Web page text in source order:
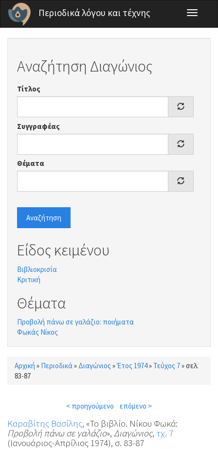
Παράκαμψη προς το κυρίως περιεχόμενο
Περιοδικά λόγου και τέχνης
Toggle
Αναζήτηση Διαγώνιος
Τίτλος
Συγγραφέας
Θέματα
Αναζήτηση
Είδος κειμένου
Βιβλιοκρισία
Κριτική
Θέματα
Προβολή πάνω σε γαλάζιο: ποιήματα
Φωκάς Νίκος
Είστε εδώ
Αρχική » Περιοδικά» Διαγώνιος »Έτος 1974» Τεύχος 7»σελ.
83-87
< προηγούμενο επόμενο >
Καραβίτης Βασίλης, «Το βιβλίο. Νίκου Φωκά:
Προβολή πάνω σε γαλάζιο», Διαγώνιος, τχ. 7
(Ιανουάριος-Απρίλιος 1974), σ. 83-87